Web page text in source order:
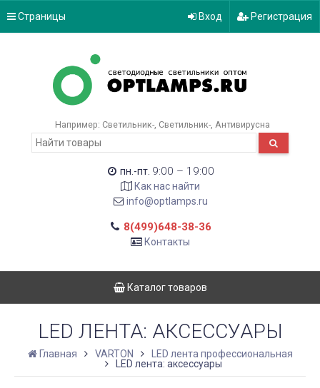
Страницы Вход Регистрация
Например: Светильник- Светильник- Антивирусна
пн.-пт. 9:00 – 19:00
Как нас найти
info@optlamps.ru
8(499)648-38-36
Контакты
Каталог товаров
LED ЛЕНТА: АКСЕССУАРЫ
Главная VARTON
LED лента профессиональная
LED лента: аксессуары